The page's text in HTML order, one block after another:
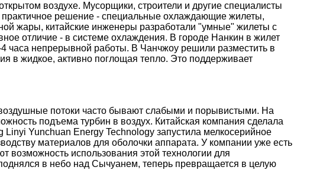
воздухе. Мусорщики, строители и другие специалисты
решение - специальные охлаждающие жилеты,
жары, китайские инженеры разработали "умные" жилеты с
отличие - в системе охлаждения. В городе Нанкин в жилет
часа непрерывной работы. В Чанчжоу решили разместить в
в жидкое, активно поглощая тепло. Это поддерживает
потоки часто бывают слабыми и порывистыми. На
подъема турбин в воздух. Китайская компания сделала
Yunchuan Energy Technology запустила мелкосерийное
материалов для оболочки аппарата. У компании уже есть
использования этой технологии для
в небо над Сычуанем, теперь превращается в целую